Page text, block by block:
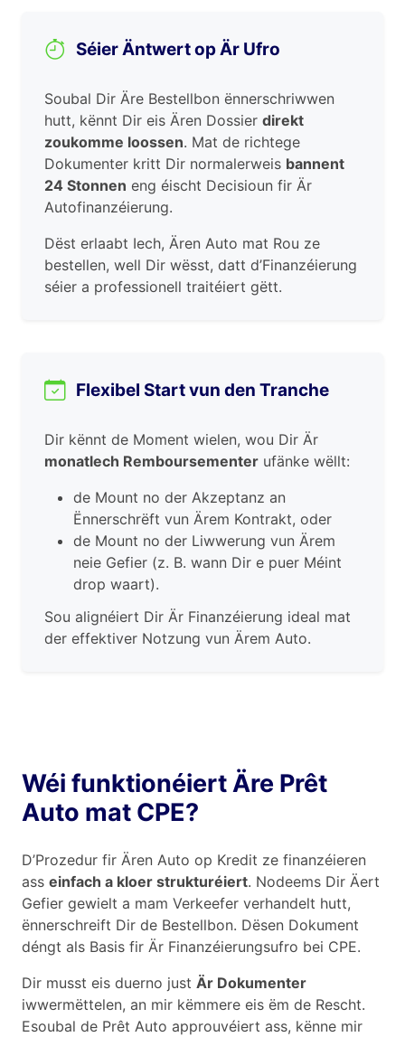
Séier Äntwert op Är Ufro
Soubal Dir Äre Bestellbon ënnerschriwwen
hutt, kënnt Dir eis Ären Dossier direkt
zoukomme loossen. Mat de richtege
Dokumenter kritt Dir normalerweis bannent
24 Stonnen eng éischt Decisioun fir Är
Autofinanzéierung.
Dëst erlaabt Iech, Ären Auto mat Rou ze
bestellen, well Dir wësst, datt d’Finanzéierung
séier a professionell traitéiert gëtt.
Flexibel Start vun den Tranche
Dir kënnt de Moment wielen, wou Dir Är
monatlech Remboursementer ufänke wëllt:
de Mount no der Akzeptanz an
Ënnerschrëft vun Ärem Kontrakt, oder
de Mount no der Liwwerung vun Ärem
neie Gefier (z. B. wann Dir e puer Méint
drop waart).
Sou alignéiert Dir Är Finanzéierung ideal mat
der effektiver Notzung vun Ärem Auto.
Wéi funktionéiert Äre Prêt
Auto mat CPE?
D’Prozedur fir Ären Auto op Kredit ze finanzéieren
ass einfach a kloer strukturéiert. Nodeems Dir Äert
Gefier gewielt a mam Verkeefer verhandelt hutt,
ënnerschreift Dir de Bestellbon. Dësen Dokument
déngt als Basis fir Är Finanzéierungsufro bei CPE.
Dir musst eis duerno just Är Dokumenter
iwwermëttelen, an mir këmmere eis ëm de Rescht.
Esoubal de Prêt Auto approuvéiert ass, kënne mir